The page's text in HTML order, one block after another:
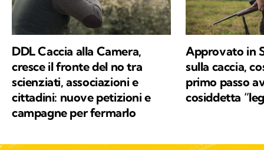
DDL Caccia alla Camera,
cresce il fronte del no tra
scienziati, associazioni e
cittadini: nuove petizioni e
campagne per fermarlo
Approvato in
sulla caccia,
primo passo
cosiddetta